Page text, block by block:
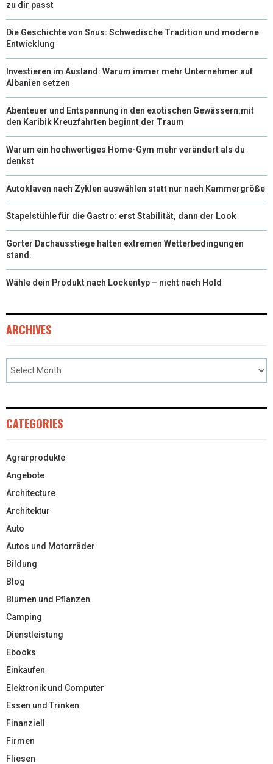
zu dir passt
Die Geschichte von Snus: Schwedische Tradition und moderne
Entwicklung
Investieren im Ausland: Warum immer mehr Unternehmer auf
Albanien setzen
Abenteuer und Entspannung in den exotischen Gewässern:mit
den Karibik Kreuzfahrten beginnt der Traum
Warum ein hochwertiges Home-Gym mehr verändert als du
denkst
Autoklaven nach Zyklen auswählen statt nur nach Kammergröße
Stapelstühle für die Gastro: erst Stabilität, dann der Look
Gorter Dachausstiege halten extremen Wetterbedingungen
stand.
Wähle dein Produkt nach Lockentyp – nicht nach Hold
ARCHIVES
CATEGORIES
Agrarprodukte
Angebote
Architecture
Architektur
Auto
Autos und Motorräder
Bildung
Blog
Blumen und Pflanzen
Camping
Dienstleistung
Ebooks
Einkaufen
Elektronik und Computer
Essen und Trinken
Finanziell
Firmen
Fliesen